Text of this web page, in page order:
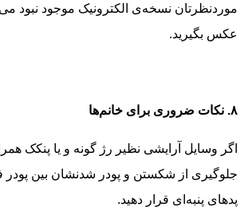
موردنظرتان نسخه‌ی الکترونیک موجود نبود
عکس بگیرید.
۸. نکات ضروری برای خانم‌ها
اگر وسایل آرایشی نظیر رژ گونه و یا پنکک
جلوگیری از شکستن و پودر شدنشان بین
پدهای پنبه‌ای قرار دهید.